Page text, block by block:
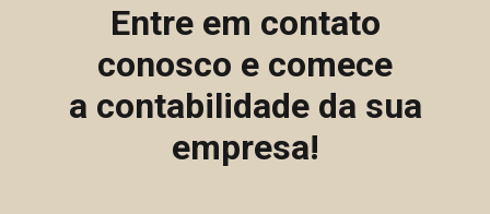
Entre em contato
conosco e comece
a contabilidade da sua
empresa!